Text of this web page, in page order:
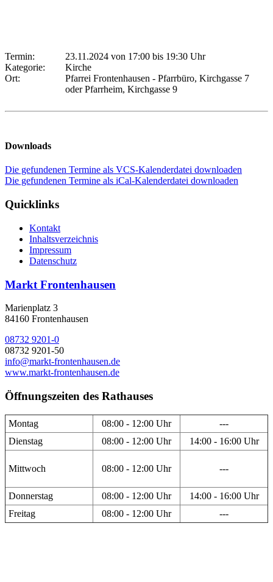
Termin: 23.11.2024 von 17:00 bis 19:30 Uhr
Kategorie:
Kirche
Ort:
Pfarrei Frontenhausen - Pfarrbüro, Kirchgasse 7
oder Pfarrheim, Kirchgasse 9
Downloads
Die gefundenen Termine als VCS-Kalenderdatei downloaden
Die gefundenen Termine als iCal-Kalenderdatei downloaden
Quicklinks
Kontakt
Inhaltsverzeichnis
Impressum
Datenschutz
Markt Frontenhausen
Marienplatz 3
84160 Frontenhausen
08732 9201-0
08732 9201-50
info@markt-frontenhausen.de
www.markt-frontenhausen.de
Öffnungszeiten des Rathauses
Montag 08:00 - 12:00 Uhr
---
Dienstag
08:00 - 12:00 Uhr 14:00 - 16:00 Uhr
Mittwoch 08:00 - 12:00 Uhr ---
Donnerstag 08:00 - 12:00 Uhr
14:00 - 16:00 Uhr
Freitag
08:00 - 12:00 Uhr ---